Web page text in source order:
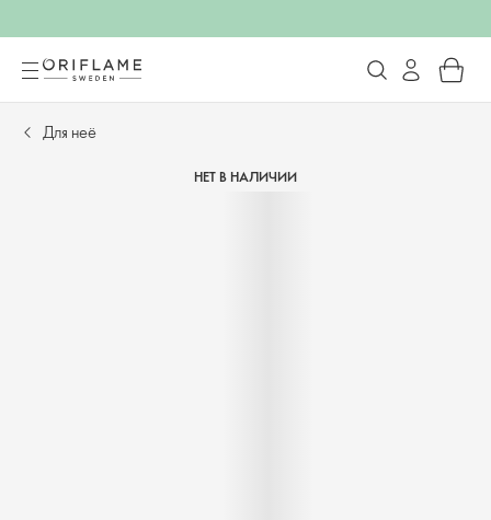
Для неё
НЕТ В НАЛИЧИИ